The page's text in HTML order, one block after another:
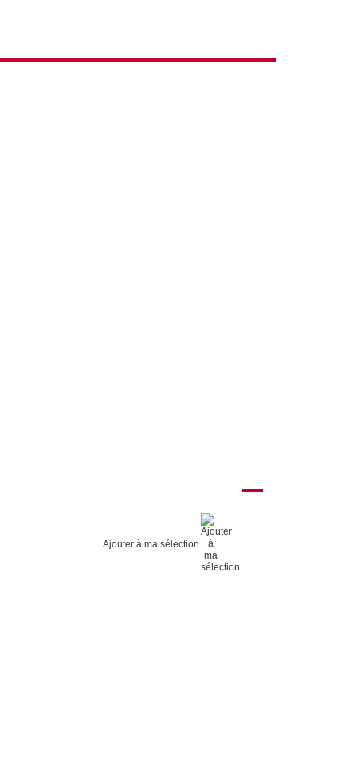
Ajouter à ma sélection